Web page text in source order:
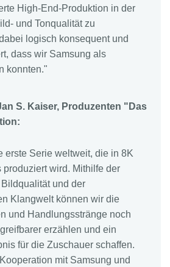
High-End-Produktion in der
und Tonqualität zu
logisch konsequent und
dass wir Samsung als
konnten."
S. Kaiser, Produzenten "Das
erste Serie weltweit, die in 8K
produziert wird. Mithilfe der
und der
Klangwelt können wir die
und Handlungsstränge noch
erzählen und ein
für die Zuschauer schaffen.
mit Samsung und